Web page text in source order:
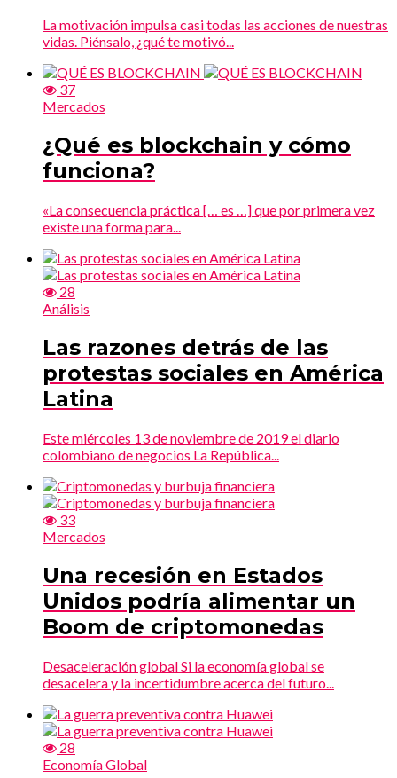
La motivación impulsa casi todas las acciones de nuestras
vidas. Piénsalo, ¿qué te motivó...
37
Mercados
¿Qué es blockchain y cómo
funciona?
«La consecuencia práctica [… es …] que por primera vez
existe una forma para...
28
Análisis
Las razones detrás de las
protestas sociales en América
Latina
Este miércoles 13 de noviembre de 2019 el diario
colombiano de negocios La República...
33
Mercados
Una recesión en Estados
Unidos podría alimentar un
Boom de criptomonedas
Desaceleración global Si la economía global se
desacelera y la incertidumbre acerca del futuro...
28
Economía Global